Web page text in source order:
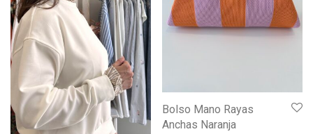
Bolso Mano Rayas
Anchas Naranja